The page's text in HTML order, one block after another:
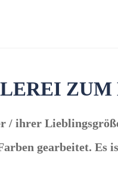
ZUM
/ ihrer
gearbeitet. Es